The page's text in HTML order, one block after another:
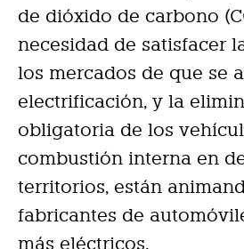
de dióxido de carbono
necesidad de satisfacer
los mercados de que se
electrificación, y la
obligatoria de los
combustión interna en
territorios, están
fabricantes de
más eléctricos.